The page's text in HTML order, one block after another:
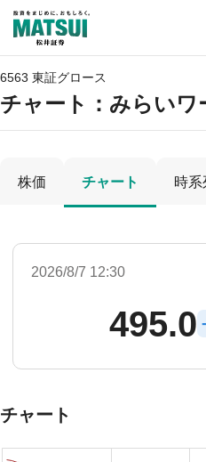
6563 東証グロース
チャート： みらいワ
株価 チャート 時系
2026/8/7 12:30
495.0 -
チャート